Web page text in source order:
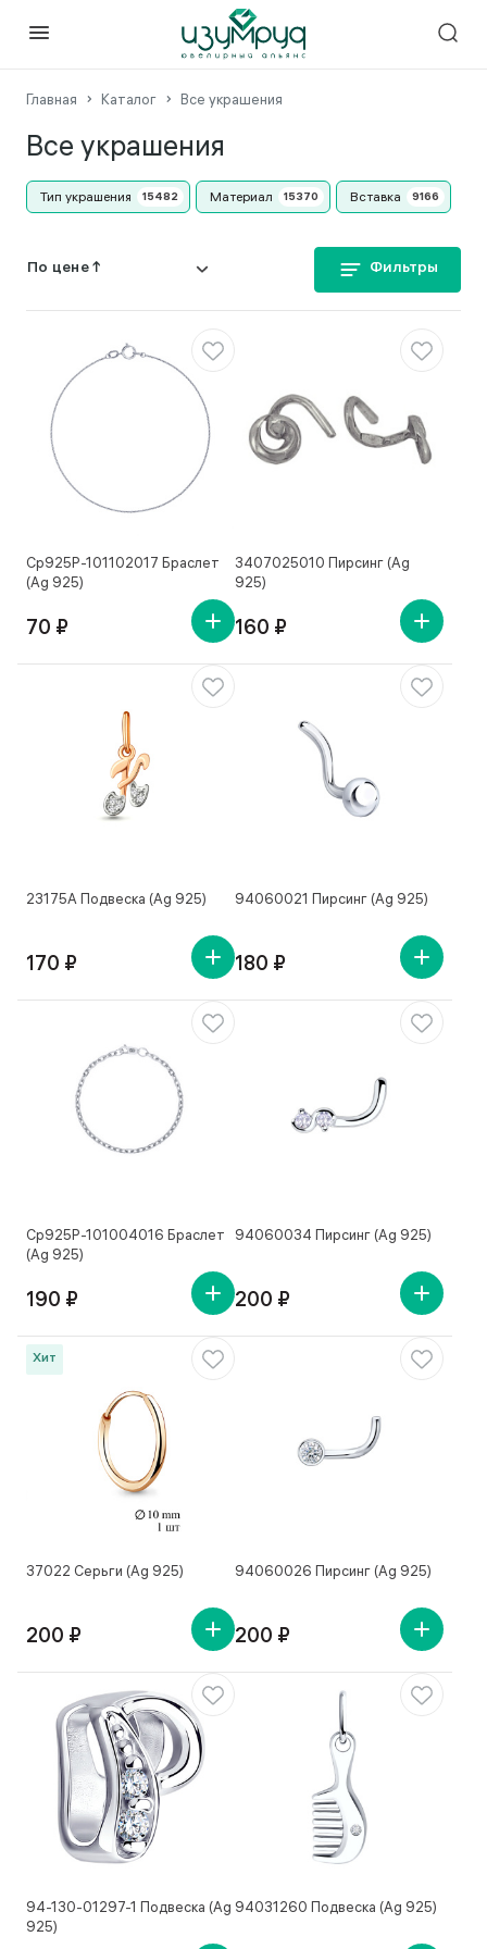
Главная Каталог Все украшения
Все украшения
Тип украшения Материал Вставка
Фильтры
Ср925Р-101102017 Браслет
(Ag 925)
70 ₽
3407025010 Пирсинг (Ag
925)
160 ₽
23175А Подвеска (Ag 925)
170 ₽
94060021 Пирсинг (Ag 925)
180 ₽
Ср925Р-101004016 Браслет
(Ag 925)
190 ₽
94060034 Пирсинг (Ag 925)
200 ₽
Хит
37022 Серьги (Ag 925)
200 ₽
94060026 Пирсинг (Ag 925)
200 ₽
94-130-01297-1 Подвеска (Ag
925)
94031260 Подвеска (Ag 925)